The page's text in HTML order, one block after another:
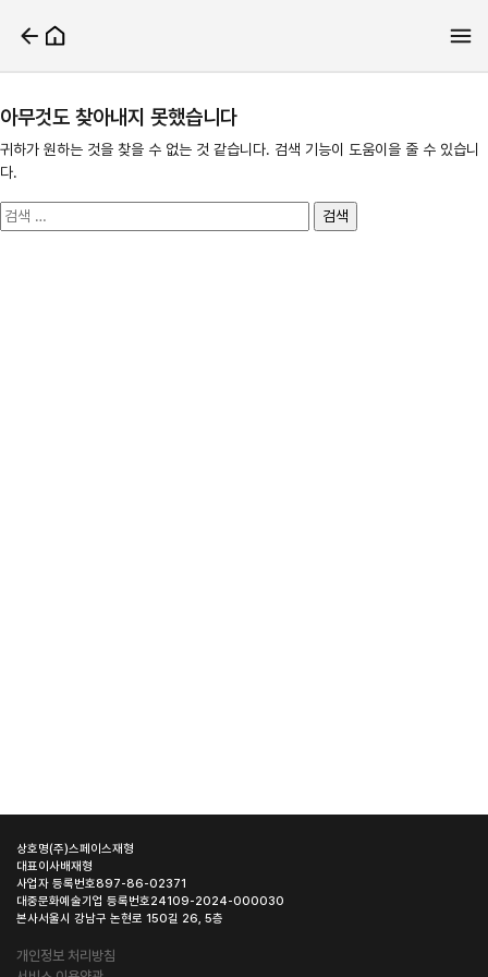
아무것도 찾아내지 못했습니다
귀하가 원하는 것을 찾을 수 없는 것 같습니다. 검색 기능이 도움이을 줄 수 있습니
다.
검
색:
상호명(주)스페이스재형
대표이사배재형
사업자 등록번호897-86-02371
대중문화예술기업 등록번호24109-2024-000030
본사서울시 강남구 논현로 150길 26, 5층
개인정보 처리방침